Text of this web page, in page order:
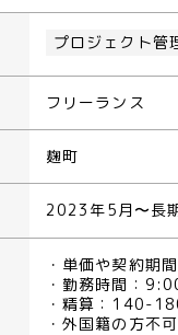
プロジェクト管
フリーランス
麹町
2023年5月〜長
・単価や契約期
・勤務時間：
・精算：140-
・外国籍の方不可